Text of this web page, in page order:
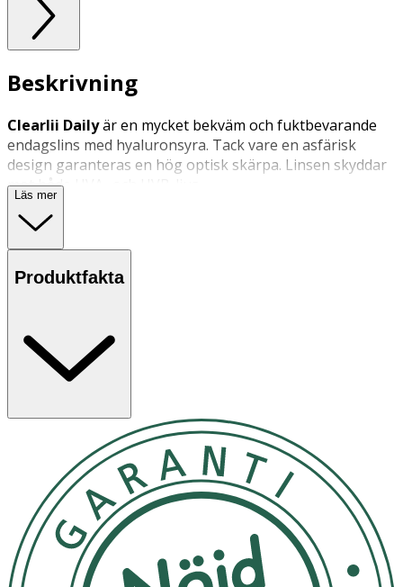
Beskrivning
Clearlii Dailyär en mycket bekväm och fuktbevarande
endagslins med hyaluronsyra. Tack vare en asfärisk
design garanteras en hög optisk skärpa. Linsen skyddar
mot både UVA- och UVB-ljus.
Endagslinser används under en dag och ska därefter
kastas. Vi råder dig att alltid följa din optikers
händer vid hantering av linser.
Besök optiker för ögonundersökning minst en
gång om året.
anvisningar.
Sätt i linserna innan sminkning.
Använd simglasögon vid bad med linser.
Skaka av överflödig vätska på linsen för enklare
hantering och isättning.
Ta ut linserna och vila ögonen vid irritation. Om
irritationen består efter linsvila och byte av linser,
kontakta ögonläkare eller optiker.
Läs mer
Produktfakta